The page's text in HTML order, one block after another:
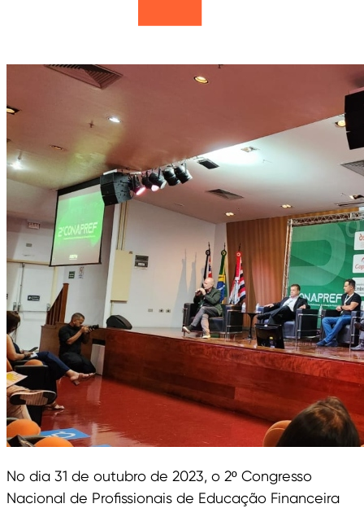
No dia 31 de outubro de 2023, o 2º Congresso
Nacional de Profissionais de Educação Financeira